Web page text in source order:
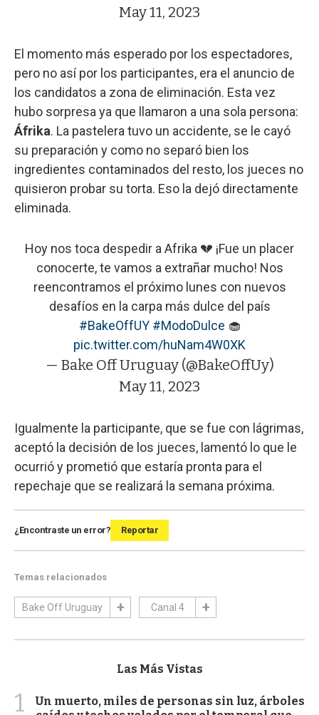
May 11, 2023
El momento más esperado por los espectadores,
pero no así por los participantes, era el anuncio de
los candidatos a zona de eliminación. Esta vez
hubo sorpresa ya que llamaron a una sola persona:
Áfrika. La pastelera tuvo un accidente, se le cayó
su preparación y como no separó bien los
ingredientes contaminados del resto, los jueces no
quisieron probar su torta. Eso la dejó directamente
eliminada.
Hoy nos toca despedir a Afrika 💔 ¡Fue un placer
conocerte, te vamos a extrañar mucho! Nos
reencontramos el próximo lunes con nuevos
desafíos en la carpa más dulce del país
#BakeOffUY #ModoDulce 🧁
pic.twitter.com/huNam4W0XK
— Bake Off Uruguay (@BakeOffUy)
May 11, 2023
Igualmente la participante, que se fue con lágrimas,
aceptó la decisión de los jueces, lamentó lo que le
ocurrió y prometió que estaría pronta para el
repechaje que se realizará la semana próxima.
¿Encontraste un error? Reportar
Temas relacionados
Bake Off Uruguay Canal 4
Las Más Vistas
1
Un muerto, miles de personas sin luz, árboles